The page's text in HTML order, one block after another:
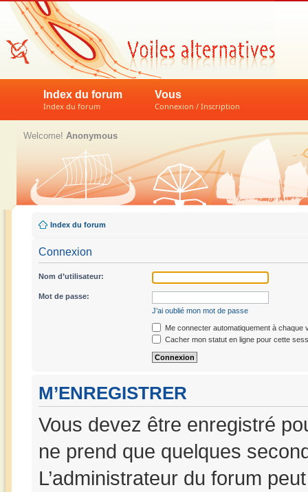
Index du forum
Index du forum
Vous
Connexion / Inscription
Welcome! Anonymous
Index du forum
Connexion
Nom d’utilisateur:
Mot de passe:
J’ai oublié mon mot de passe
Me connecter automatiquement à chaque
Cacher mon statut en ligne pour cette
M’ENREGISTRER
Vous devez être enregistré
ne prend que quelques
L’administrateur du forum